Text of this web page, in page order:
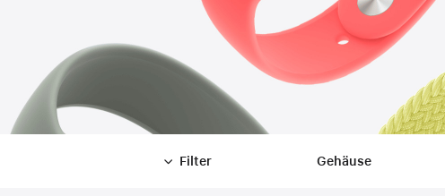
Filter
ZurücksetzenGehäuse